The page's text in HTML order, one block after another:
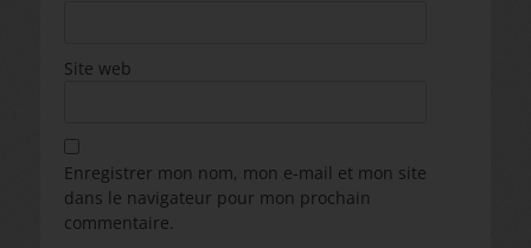
Site web
Enregistrer mon nom, mon e-mail et mon site
dans le navigateur pour mon prochain
commentaire.